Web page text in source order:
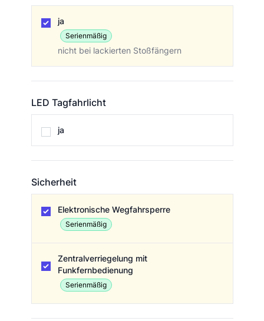
ja
Serienmäßig
nicht bei lackierten Stoßfängern
LED Tagfahrlicht
ja
Sicherheit
Elektronische Wegfahrsperre
Serienmäßig
Zentralverriegelung mit
Funkfernbedienung
Serienmäßig